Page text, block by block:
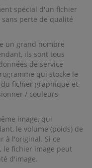
spécial d'un fichier
perte de qualité
un grand nombre
ils sont tous
de service
qui stocke le
fichier graphique et,
/ couleurs
image, qui
le volume (poids) de
à l'original. Si ce
le fichier image peut
d'image.